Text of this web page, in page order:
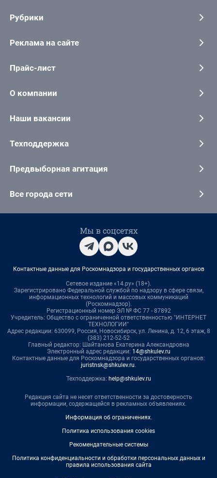
Рубрики
Реклама на сайте
Прайс-лист
О компании
Наши вакансии
Техподдержка
Предвыборная агитация
Все города сети
Мы в соцсетях
Контактные данные для Роскомнадзора и государственных органов
Сетевое издание «14.ру» (18+).
Зарегистрировано Федеральной службой по надзору в сфере связи,
информационных технологий и массовых коммуникаций
(Роскомнадзор).
Регистрационный номер ЭЛ № ФС 77 - 87892
Учредитель: Общество с ограниченной ответственностью "ИНТЕРНЕТ
ТЕХНОЛОГИИ"
Адрес редакции: 630099, Россия, Новосибирск, ул. Ленина, д. 12, 6 этаж, 8
(383) 212-52-52
Главный редактор: Шайтанова Екатерина Александровна
Электронный адрес редакции: 14@shkulev.ru
Контактные данные для Роскомнадзора и государственных органов:
juristnsk@shkulev.ru.
Техподдержка: help@shkulev.ru
Редакция сайта не несет ответственности за достоверность
информации, содержащейся в рекламных объявлениях.
Информация об ограничениях.
Политика использования cookies
Рекомендательные системы
Политика конфиденциальности и обработки персональных данных и
правила использования сайта